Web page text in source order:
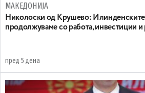
МАКЕДОНИЈА
Николоски од Крушево: Илинденските
продолжуваме со работа, инвестиции и
пред 5 дена